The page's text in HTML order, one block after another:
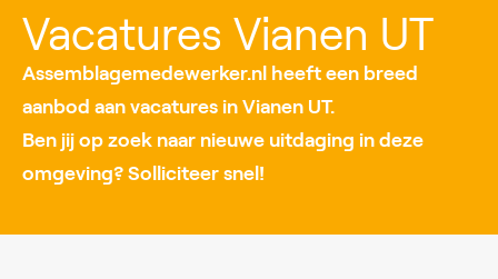
Vacatures Vianen UT
Assemblagemedewerker.nl heeft een breed
aanbod aan vacatures in Vianen UT.
Ben jij op zoek naar nieuwe uitdaging in deze
omgeving? Solliciteer snel!